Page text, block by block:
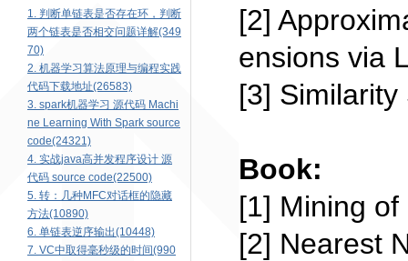
1. 判断单链表是否存在环，判断
两个链表是否相交问题详解(349
70)
2. 机器学习算法原理与编程实践
代码下载地址(26583)
3. spark机器学习 源代码 Machi
ne Learning With Spark source
code(24321)
4. 实战java高并发程序设计 源
代码 source code(22500)
5. 转：几种MFC对话框的隐藏
方法(10890)
6. 单链表逆序输出(10448)
7. VC中取得毫秒级的时间(990
[2]
ensions via
[3]
Book:
[1] Mining
[2] Nearest